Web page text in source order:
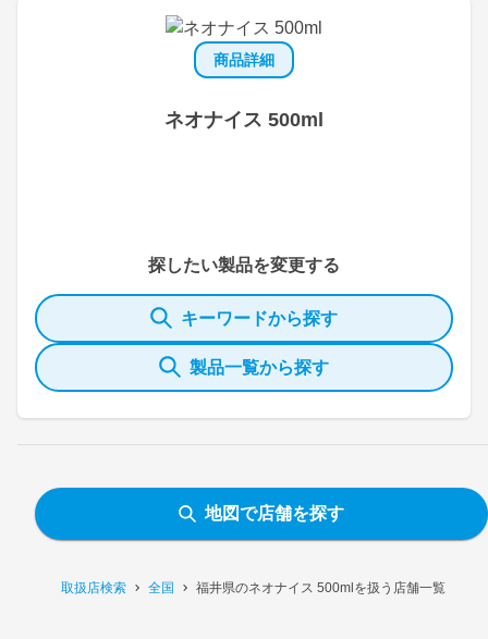
取扱店検索 全国 福井県のネオナイス 500mlを扱う店舗一覧
商品詳細
ネオナイス 500ml
探したい製品を変更する
キーワードから探す
製品一覧から探す
地図で店舗を探す